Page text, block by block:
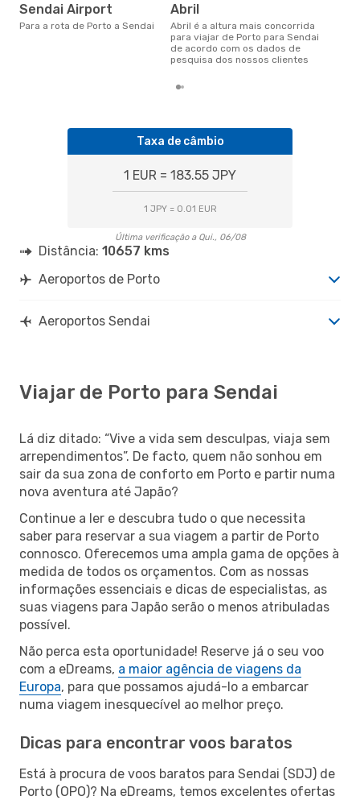
Sendai Airport
Para a rota de Porto a Sendai
abril
abril é a altura mais concorrida
para viajar de Porto para Sendai
de acordo com os dados de
pesquisa dos nossos clientes
Taxa de câmbio
1 EUR = 183.55 JPY
1 JPY = 0.01 EUR
Última verificação a Qui., 06/08
Distância: 10657 kms
Aeroportos de Porto
Aeroportos Sendai
Viajar de Porto para Sendai
Lá diz ditado: “Vive a vida sem desculpas, viaja sem
arrependimentos”. De facto, quem não sonhou em
sair da sua zona de conforto em Porto e partir numa
nova aventura até Japão?
Continue a ler e descubra tudo o que necessita
saber para reservar a sua viagem a partir de Porto
connosco. Oferecemos uma ampla gama de opções à
medida de todos os orçamentos. Com as nossas
informações essenciais e dicas de especialistas, as
suas viagens para Japão serão o menos atribuladas
possível.
Não perca esta oportunidade! Reserve já o seu voo
com a eDreams, a maior agência de viagens da
Europa, para que possamos ajudá-lo a embarcar
numa viagem inesquecível ao melhor preço.
Dicas para encontrar voos baratos
Está à procura de voos baratos para Sendai (SDJ) de
Porto (OPO)? Na eDreams, temos excelentes ofertas